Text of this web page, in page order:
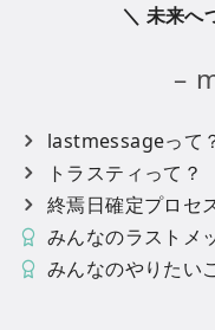
＼ 未来へ
–
lastmessageって
トラスティって？
終焉日確定プロセ
みんなのラストメ
みんなのやりたい